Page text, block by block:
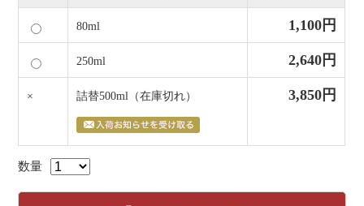
80ml 1,100円
250ml 2,640円
× 詰替500ml （在庫切れ） 3,850円
数量